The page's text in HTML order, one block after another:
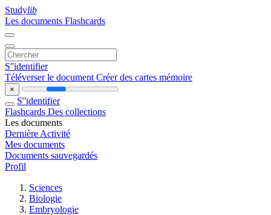
Studylib
Les documents Flashcards
S''identifier
Téléverser le document Créer des cartes mémoire
×
S''identifier
Flashcards Des collections
Les documents
Dernière Activité
Mes documents
Documents sauvegardés
Profil
Sciences
Biologie
Embryologie